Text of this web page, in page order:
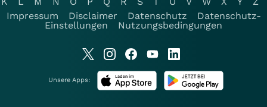
Impressum
Disclaimer Datenschutz
Datenschutz-
Einstellungen
Nutzungsbedingungen
Unsere Apps: